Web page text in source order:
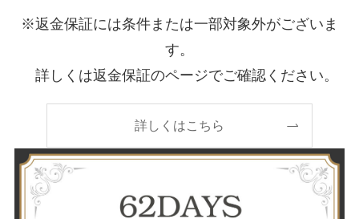
※返金保証には条件または一部対象外がございま
す。
詳しくは返金保証のページでご確認ください。
詳しくはこちら